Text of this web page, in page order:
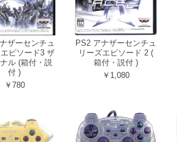
ザーセンチュ
ピソード3 ザ
ル (箱付・説
付 )
￥780
PS2 アナザーセンチュ
リーズエピソード 2 (
箱付・説付 )
￥1,080